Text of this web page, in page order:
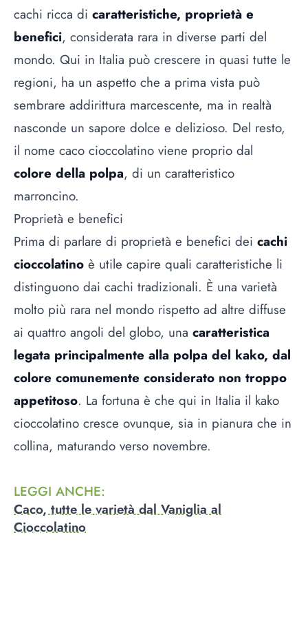
cachi ricca di caratteristiche, proprietà e
benefici, considerata rara in diverse parti del
mondo. Qui in Italia può crescere in quasi tutte le
regioni, ha un aspetto che a prima vista può
sembrare addirittura marcescente, ma in realtà
nasconde un sapore dolce e delizioso. Del resto,
il nome caco cioccolatino viene proprio dal
colore della polpa, di un caratteristico
marroncino.
Proprietà e benefici
Prima di parlare di proprietà e benefici dei cachi
cioccolatino è utile capire quali caratteristiche li
distinguono dai cachi tradizionali. È una varietà
molto più rara nel mondo rispetto ad altre diffuse
ai quattro angoli del globo, una caratteristica
legata principalmente alla polpa del kako, dal
colore comunemente considerato non troppo
appetitoso. La fortuna è che qui in Italia il kako
cioccolatino cresce ovunque, sia in pianura che in
collina, maturando verso novembre.
LEGGI ANCHE:
Caco, tutte le varietà dal Vaniglia al
Cioccolatino